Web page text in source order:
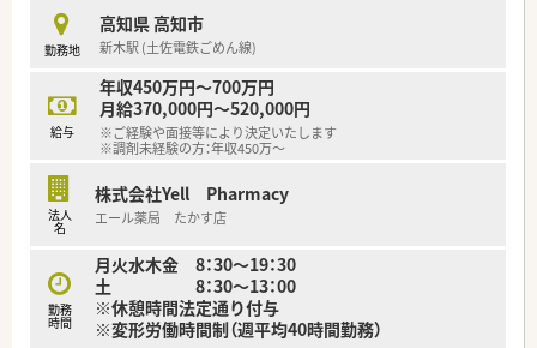
を大切に汲み取る風通しの良いボトムアップの社風です。
【職場環境と雰囲気】
■正社員が複数名在籍しており、調剤室はコンパクトながらもス
タッフ同士で連携しやすく、質問もしやすい温かい雰囲気です。
■近隣には郵便局や商業施設、飲食店などが揃っており、お昼休
みや仕事帰りのお買い物にも非常に便利な周辺環境です。
機会があり、組織としての一体感を感じられる職場です。
【こんな取り組みをしています】
からの場合は社宅をご用意する手厚いサポート制度がありま
す。
■カセット式全自動分包機や電子天秤一体型監査システムなど
の最新機器を導入し、安全かつ効率的な調剤業務を推進していま
勤務地
高知県 高知市
新木駅 (土佐電鉄ごめん線)
給与
年収450万円～700万円
月給370,000円～520,000円
※ご経験や面接等により決定いたします
※調剤未経験の方：年収450万～
法人
名
株式会社Yell Pharmacy
エール薬局 たかす店
勤務
時間
月火水木金 8：30～19：30
土 8：30～13：00
※休憩時間法定通り付与
※変形労働時間制（週平均40時間勤務）